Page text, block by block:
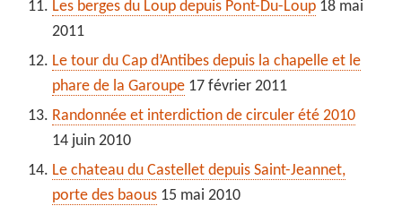
Les berges du Loup depuis Pont-Du-Loup 18 mai
2011
Le tour du Cap d’Antibes depuis la chapelle et le
phare de la Garoupe 17 février 2011
Randonnée et interdiction de circuler été 2010
14 juin 2010
Le chateau du Castellet depuis Saint-Jeannet,
porte des baous 15 mai 2010